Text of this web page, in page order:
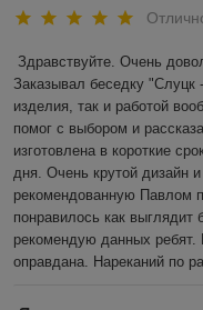
Здравствуйте. Очень
Заказывал беседку "Слуцк
изделия, так и работой
помог с выбором и
изготовлена в короткие
дня. Очень крутой дизайн
рекомендованную Павлом
понравилось как
рекомендую данных
оправдана. Нареканий по